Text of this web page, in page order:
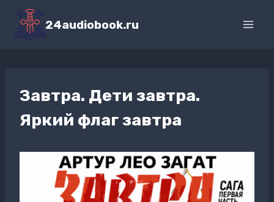
Перейти
содержимому
24audiobook.ru
Завтра. Дети завтра.
Яркий флаг завтра